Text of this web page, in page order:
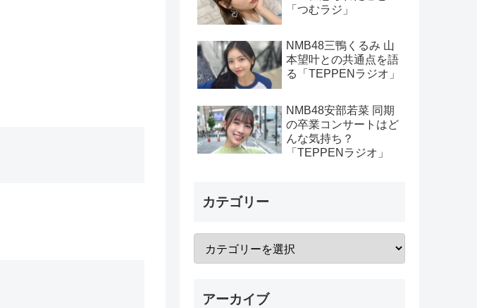
「つむラジ」
NMB48三鴨くるみ 山
本望叶との共通点を語
る「TEPPENラジオ」
NMB48安部若菜 同期
の卒業コンサートはど
んな気持ち？
「TEPPENラジオ」
カテゴリー
アーカイブ